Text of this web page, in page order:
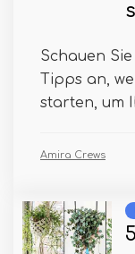
Schauen
Tipps an,
starten, um
Amira Crews